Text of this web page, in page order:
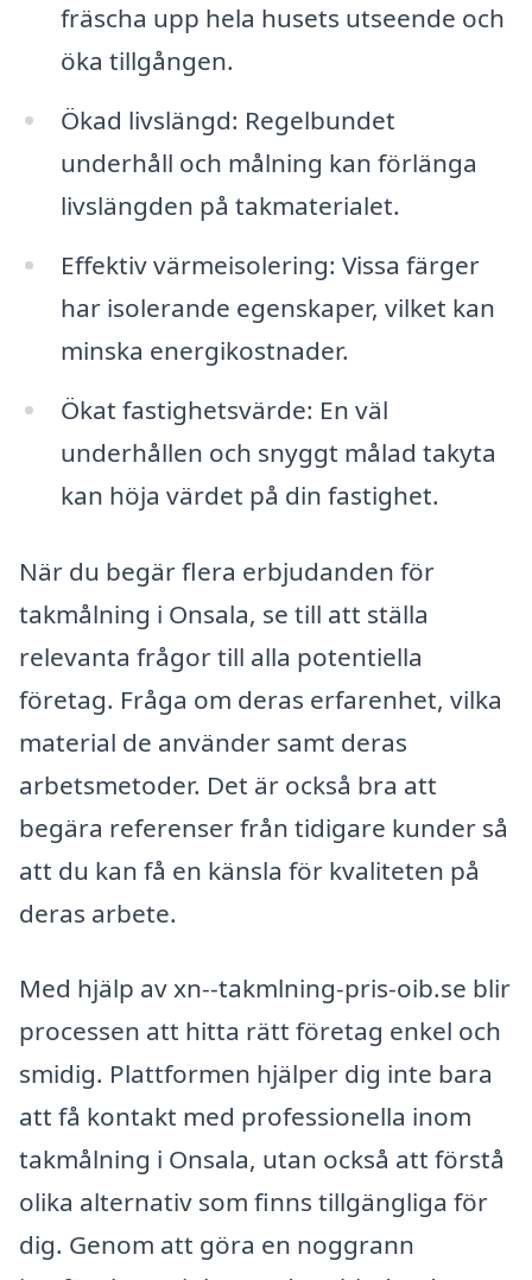
fräscha upp hela husets utseende och
öka tillgången.
Ökad livslängd: Regelbundet
underhåll och målning kan förlänga
livslängden på takmaterialet.
Effektiv värmeisolering: Vissa färger
har isolerande egenskaper, vilket kan
minska energikostnader.
Ökat fastighetsvärde: En väl
underhållen och snyggt målad takyta
kan höja värdet på din fastighet.
När du begär flera erbjudanden för
takmålning i Onsala, se till att ställa
relevanta frågor till alla potentiella
företag. Fråga om deras erfarenhet, vilka
material de använder samt deras
arbetsmetoder. Det är också bra att
begära referenser från tidigare kunder så
att du kan få en känsla för kvaliteten på
deras arbete.
Med hjälp av xn--takmlning-pris-oib.se blir
processen att hitta rätt företag enkel och
smidig. Plattformen hjälper dig inte bara
att få kontakt med professionella inom
takmålning i Onsala, utan också att förstå
olika alternativ som finns tillgängliga för
dig. Genom att göra en noggrann